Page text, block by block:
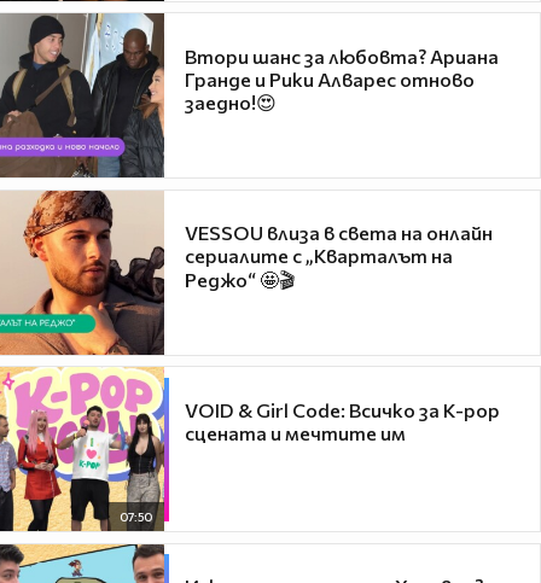
Втори шанс за любовта? Ариана
Гранде и Рики Алварес отново
заедно!😍
VESSOU влиза в света на онлайн
сериалите с „Кварталът на
Реджо“ 🤩🎬
07:50
VOID & Girl Code: Всичко за K-pop
сцената и мечтите им